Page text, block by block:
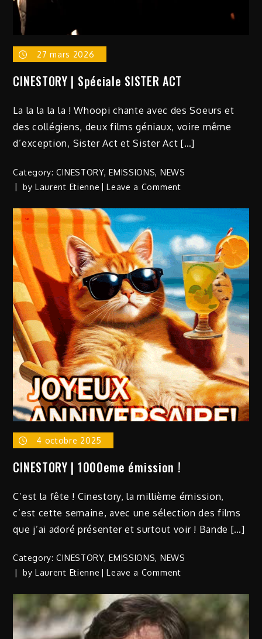
27 mars 2026
CINESTORY | Spéciale SISTER ACT
La la la la la ! Whoopi chante avec des Soeurs et
des collégiens, deux films géniaux, voire même
d’exception, Sister Act et Sister Act […]
Category:CINESTORY,EMISSIONS, NEWS
by Laurent Etienne Leave a Commenton
Spéciale
SISTER
ACT
4 octobre 2025
CINESTORY | 1000eme émission !
C’est la fête ! Cinestory, la millième émission,
c’est cette semaine, avec une sélection des films
que j’ai adoré présenter et surtout voir ! Bande […]
Category:CINESTORY,EMISSIONS, NEWS
by Laurent Etienne Leave a Commenton
1000eme
émission